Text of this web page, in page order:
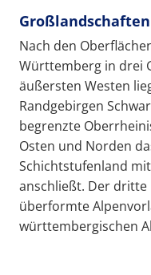
Großlandschaften
Nach den
Württemberg in drei
äußersten Westen
Randgebirgen
begrenzte
Osten und Norden
Schichtstufenland
anschließt. Der
überformte
württembergischen